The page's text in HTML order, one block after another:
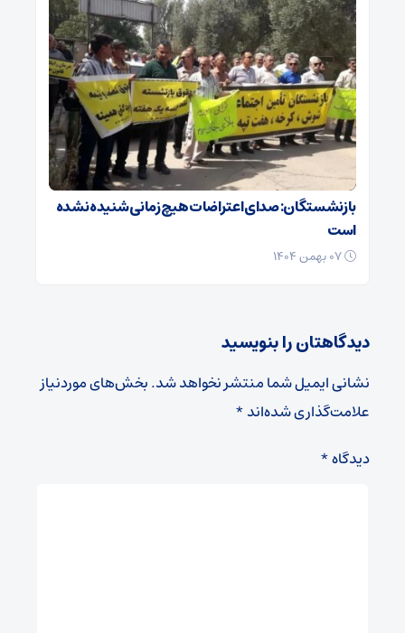
بازنشستگان: صدای اعتراضات هیچ زمانی شنیده نشده
است
دیدگاهتان را بنویسید
نشانی ایمیل شما منتشر نخواهد شد.بخش‌های موردنیاز
علامت‌گذاری شده‌اند*
دیدگاه*